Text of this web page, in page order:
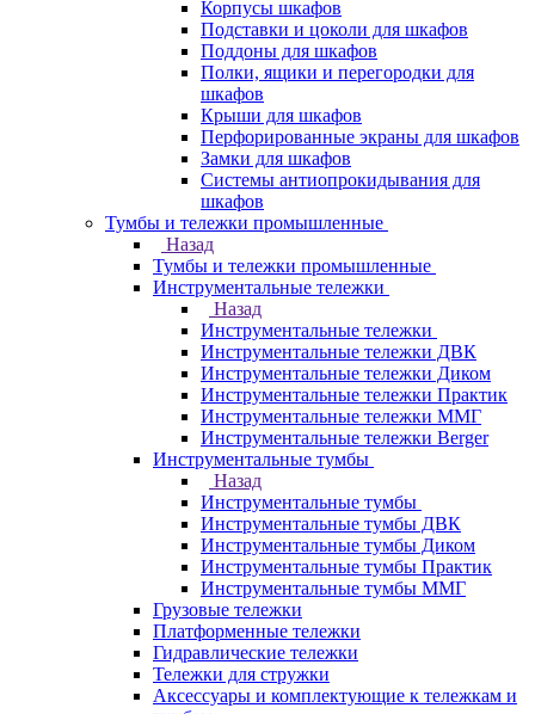
Корпусы шкафов
Подставки и цоколи для шкафов
Поддоны для шкафов
Полки, ящики и перегородки для
шкафов
Крыши для шкафов
Перфорированные экраны для шкафов
Замки для шкафов
Системы антиопрокидывания для
шкафов
Тумбы и тележки промышленные
Назад
Тумбы и тележки промышленные
Инструментальные тележки
Назад
Инструментальные тележки
Инструментальные тележки ДВК
Инструментальные тележки Диком
Инструментальные тележки Практик
Инструментальные тележки ММГ
Инструментальные тележки Berger
Инструментальные тумбы
Назад
Инструментальные тумбы
Инструментальные тумбы ДВК
Инструментальные тумбы Диком
Инструментальные тумбы Практик
Инструментальные тумбы ММГ
Грузовые тележки
Платформенные тележки
Гидравлические тележки
Тележки для стружки
Аксесcуары и комплектующие к тележкам и